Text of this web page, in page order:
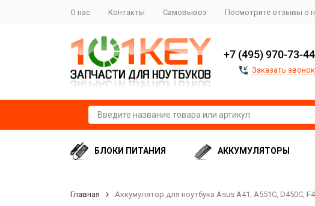
О нас Контакты Самовывоз Посмотрите отзывы о
+7 (495) 970-73-44
Заказать звонок
БЛОКИ ПИТАНИЯ АККУМУЛЯТОРЫ
Главная Аккумулятор для ноутбука Asus A41, A551C, D450C,